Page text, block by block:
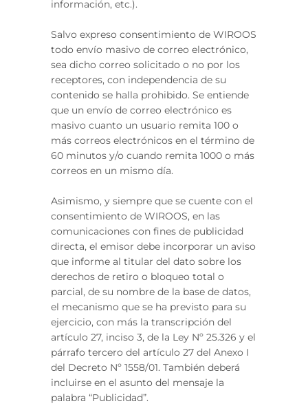
información, etc.).
Salvo expreso consentimiento de WIROOS
todo envío masivo de correo electrónico,
sea dicho correo solicitado o no por los
receptores, con independencia de su
contenido se halla prohibido. Se entiende
que un envío de correo electrónico es
masivo cuanto un usuario remita 100 o
más correos electrónicos en el término de
60 minutos y/o cuando remita 1000 o más
correos en un mismo día.
Asimismo, y siempre que se cuente con el
consentimiento de WIROOS, en las
comunicaciones con fines de publicidad
directa, el emisor debe incorporar un aviso
que informe al titular del dato sobre los
derechos de retiro o bloqueo total o
parcial, de su nombre de la base de datos,
el mecanismo que se ha previsto para su
ejercicio, con más la transcripción del
artículo 27, inciso 3, de la Ley Nº 25.326 y el
párrafo tercero del artículo 27 del Anexo I
del Decreto Nº 1558/01. También deberá
incluirse en el asunto del mensaje la
palabra “Publicidad”.